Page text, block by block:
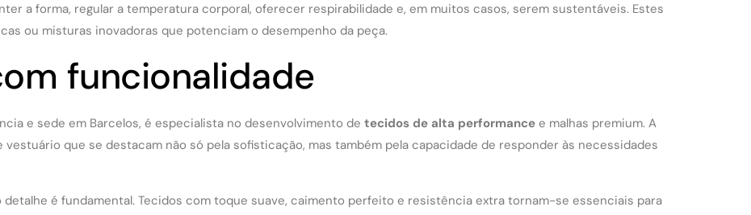
a forma, regular a temperatura corporal, oferecer respirabilidade e, em muitos casos, serem sustentáveis. Estes
ou misturas inovadoras que potenciam o desempenho da peça.
funcionalidade
e sede em Barcelos, é especialista no desenvolvimento de tecidos de alta performance e malhas premium. A
que se destacam não só pela sofisticação, mas também pela capacidade de responder às necessidades
detalhe é fundamental. Tecidos com toque suave, caimento perfeito e resistência extra tornam-se essenciais para